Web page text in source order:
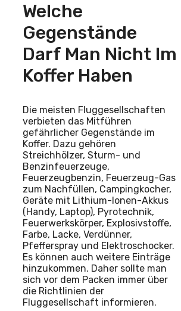
Welche
Gegenstände
Darf Man Nicht Im
Koffer Haben
Die meisten Fluggesellschaften
verbieten das Mitführen
gefährlicher Gegenstände im
Koffer. Dazu gehören
Streichhölzer, Sturm- und
Benzinfeuerzeuge,
Feuerzeugbenzin, Feuerzeug-Gas
zum Nachfüllen, Campingkocher,
Geräte mit Lithium-Ionen-Akkus
(Handy, Laptop), Pyrotechnik,
Feuerwerkskörper, Explosivstoffe,
Farbe, Lacke, Verdünner,
Pfefferspray und Elektroschocker.
Es können auch weitere Einträge
hinzukommen. Daher sollte man
sich vor dem Packen immer über
die Richtlinien der
Fluggesellschaft informieren.